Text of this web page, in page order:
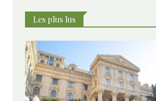
croissance durable » s’est tenue à Bakou.
Les plus lus